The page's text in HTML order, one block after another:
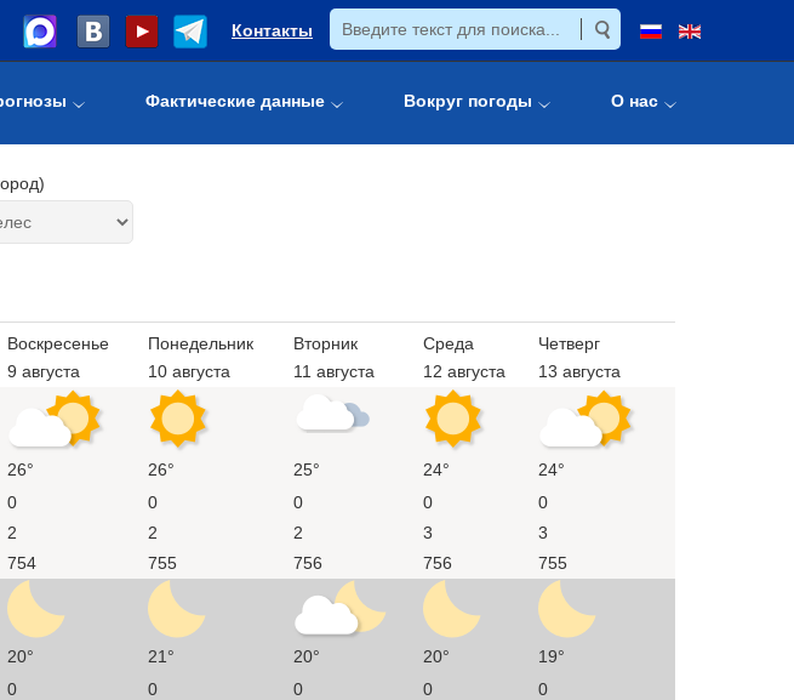
Контакты
Фактические данные Вокруг погоды О нас
Воскресенье
9 августа
Понедельник
10 августа
Вторник
11 августа
Среда
12 августа
Четверг
13 августа
26° 26° 25° 24°
24°
0 0 0 0
0
2 2 2 3
3
754 755 756 756 755
20° 21° 20° 20°
19°
0 0 0 0
0